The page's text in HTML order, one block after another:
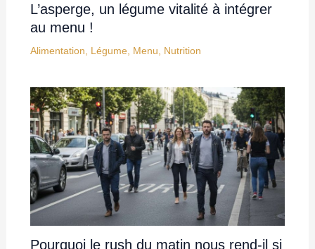
L’asperge, un légume vitalité à intégrer
au menu !
Alimentation Légume Menu Nutrition
Pourquoi le rush du matin nous rend-il si